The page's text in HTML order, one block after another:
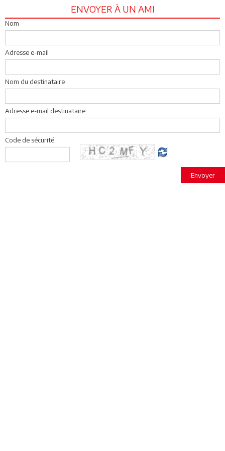
ENVOYER À UN AMI
Nom
Adresse e-mail
Nom du destinataire
Adresse e-mail destinataire
Code de sécurité
Envoyer